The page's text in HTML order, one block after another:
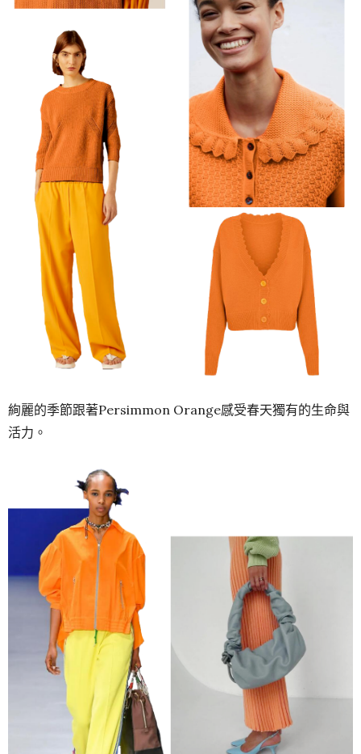
絢麗的季節跟著Persimmon Orange感受春天獨有的生命與
活力。